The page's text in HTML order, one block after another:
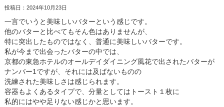
投稿日：2024年10月23日
一言でいうと美味しいバターという感じです。
他のバターと比べてもそん色はありませんが、
特に突出したものではなく、普通に美味しいバターです。
私が今まで出会ったバターの中では、
京都の東急ホテルのオールデイダイニング風花で出されたバターが
ナンバー1ですが、それには及ばないものの
洗練された美味しさは感じられます。
容器もよくあるタイプで、分量としてはトースト１枚に
私的にはやや足りない感じかと思います。